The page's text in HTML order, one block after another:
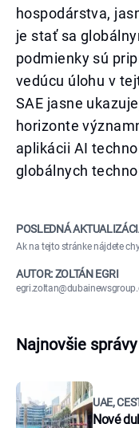
hospodárstva,
je stať sa
podmienky sú
vedúcu úlohu v
SAE jasne
horizonte
aplikácii AI
globálnych
POSLEDNÁ
Ak na tejto stránke nájdete
AUTOR: ZOLTÁN EGRI
Najnovšie správy
UAE,
Nové